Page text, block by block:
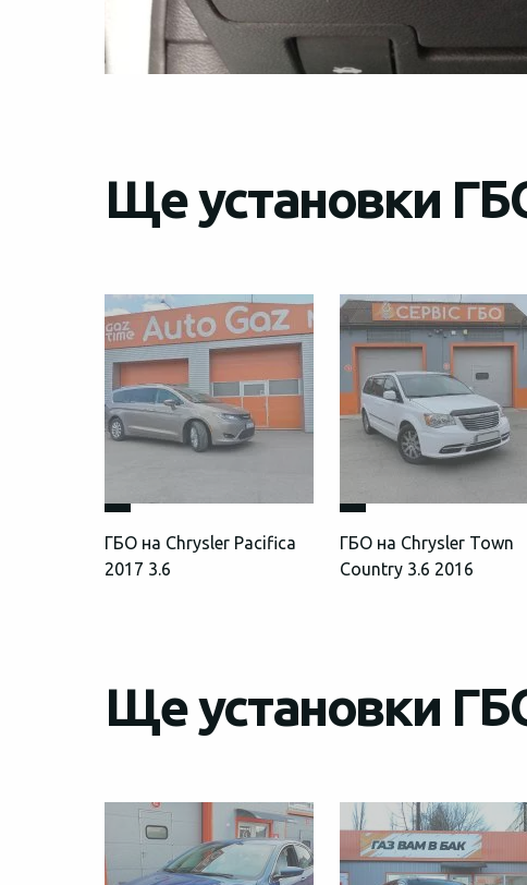
Ще установки
ГБО на Chrysler Pacifica
2017 3.6
ГБО на Chrysler Town
Country 3.6 2016
Ще установки